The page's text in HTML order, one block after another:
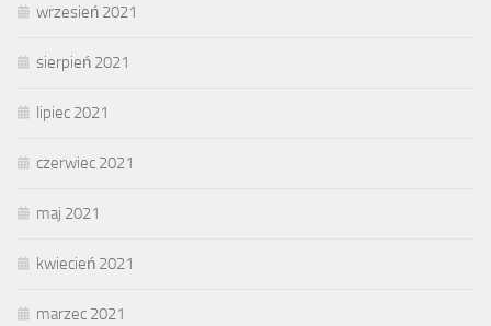
wrzesień 2021
sierpień 2021
lipiec 2021
czerwiec 2021
maj 2021
kwiecień 2021
marzec 2021